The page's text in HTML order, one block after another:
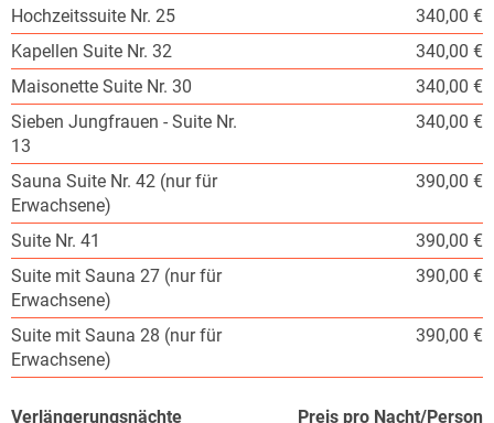
Hochzeitssuite Nr. 25
340,00 €
Kapellen Suite Nr. 32
340,00 €
Maisonette Suite Nr. 30
340,00 €
Sieben Jungfrauen - Suite Nr.
13
340,00 €
Sauna Suite Nr. 42 (nur für
Erwachsene)
390,00 €
Suite Nr. 41
390,00 €
Suite mit Sauna 27 (nur für
Erwachsene)
390,00 €
Suite mit Sauna 28 (nur für
Erwachsene)
390,00 €
Verlängerungsnächte
Preis pro Nacht/Person